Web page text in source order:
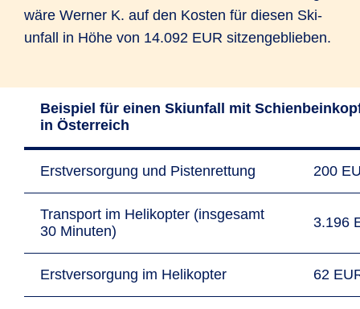
wäre Werner K. auf den Kosten für diesen Ski­
unfall in Höhe von 14.092 EUR sitzen­geblieben.
Beispiel für einen Ski­unfall mit
in Öster­reich
Erst­ver­sor­gung und Pis­ten­ret­tung 200
Trans­port im Heli­kopter (insge­samt
30 Minuten)
3.196
Erst­versor­gung im Heli­kopter 62